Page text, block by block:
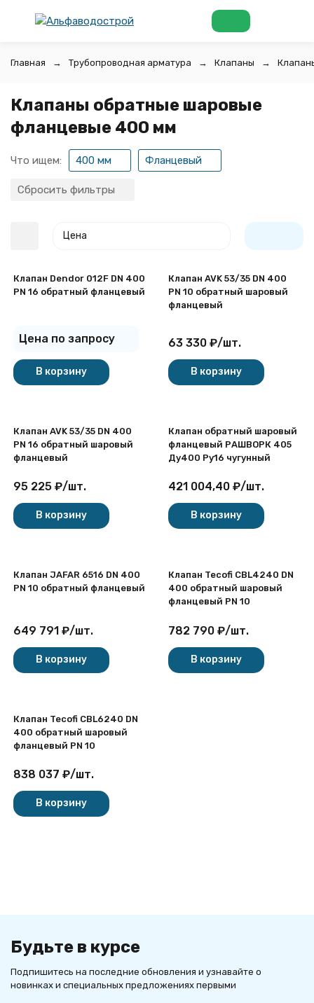
Главная Трубопроводная арматура Клапаны
Клапаны обратные шаровые
фланцевые 400 мм
Что ищем: 400 мм Фланцевый
Сбросить фильтры
Цена
покупателей
Клапан Dendor 012F DN 400
PN 16 обратный фланцевый
Цена по запросу
В корзину
Клапан AVK 53/35 DN 400
PN 10 обратный шаровый
фланцевый
63 330 ₽/шт.
В корзину
Клапан AVK 53/35 DN 400
PN 16 обратный шаровый
фланцевый
95 225 ₽/шт.
В корзину
Клапан обратный шаровый
фланцевый РАШВОРК 405
Ду400 Ру16 чугунный
421 004,40 ₽/шт.
В корзину
Клапан JAFAR 6516 DN 400
PN 10 обратный фланцевый
649 791 ₽/шт.
В корзину
Клапан Tecofi CBL4240 DN
400 обратный шаровый
фланцевый PN 10
782 790 ₽/шт.
В корзину
Клапан Tecofi CBL6240 DN
400 обратный шаровый
фланцевый PN 10
838 037 ₽/шт.
В корзину
Будьте в курсе
Подпишитесь на последние обновления и узнавайте о
новинках и специальных предложениях первыми